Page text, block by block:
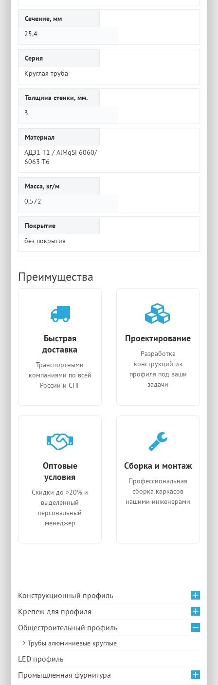
Сечение, мм
25,4
Серия
Круглая труба
Толщина стенки, мм.
3
Материал
АДЗ1 Т1 / AlMgSi 6060/
6063 Т6
Масса, кг/м
0,572
Покрытие
без покрытия
Преимущества
Быстрая
доставка
Транспортными
компаниями по всей
России и СНГ
Проектирование
Разработка
конструкций из
профиля под ваши
задачи
Оптовые
условия
Скидки до >20% и
выделенный
персональный
менеджер
Сборка и монтаж
Профессиональная
сборка каркасов
нашими инженерами
Конструкционный профиль
Крепеж для профиля
Общестроительный профиль
Трубы алюминиевые круглые
LED профиль
Промышленная фурнитура